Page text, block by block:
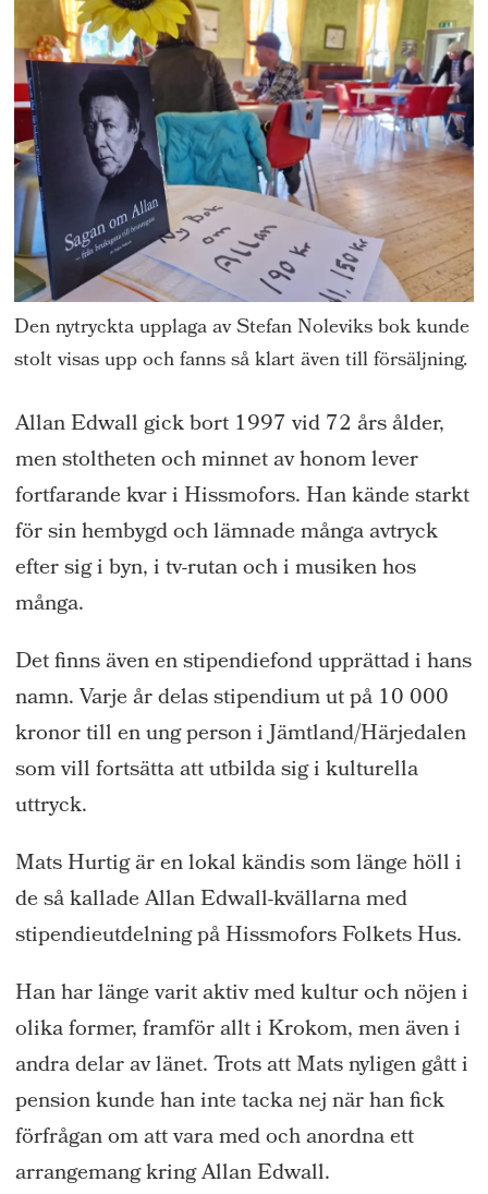
Den nytryckta upplaga av Stefan Noleviks bok kunde
stolt visas upp och fanns så klart även till försäljning.
Allan Edwall gick bort 1997 vid 72 års ålder,
men stoltheten och minnet av honom lever
fortfarande kvar i Hissmofors. Han kände starkt
för sin hembygd och lämnade många avtryck
efter sig i byn, i tv-rutan och i musiken hos
många.
Det finns även en stipendiefond upprättad i hans
namn. Varje år delas stipendium ut på 10 000
kronor till en ung person i Jämtland/Härjedalen
som vill fortsätta att utbilda sig i kulturella
uttryck.
Mats Hurtig är en lokal kändis som länge höll i
de så kallade Allan Edwall-kvällarna med
stipendieutdelning på Hissmofors Folkets Hus.
Han har länge varit aktiv med kultur och nöjen i
olika former, framför allt i Krokom, men även i
andra delar av länet. Trots att Mats nyligen gått i
pension kunde han inte tacka nej när han fick
förfrågan om att vara med och anordna ett
arrangemang kring Allan Edwall.